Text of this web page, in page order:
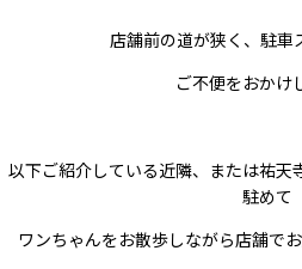
店舗前の道が狭く、駐車
ご不便をおかけ
以下ご紹介している近隣、または祐天
駐めて
ワンちゃんをお散歩しながら店舗で